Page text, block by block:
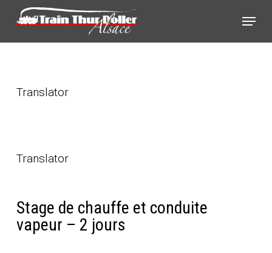
Menu
Translator
Translator
Stage de chauffe et conduite
vapeur – 2 jours
Panneau de gestion des cookies